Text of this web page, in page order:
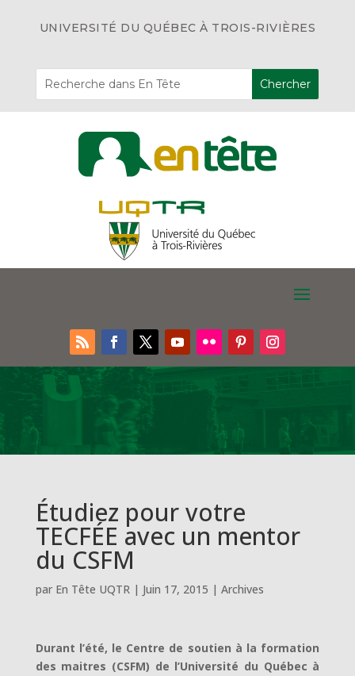
UNIVERSITÉ DU QUÉBEC À TROIS-RIVIÈRES
Étudiez pour votre
TECFÉE avec un mentor
du CSFM
par En Tête UQTR| Juin 17, 2015 | Archives
Durant l’été, le Centre de soutien à la formation
des maitres (CSFM) de l’Université du Québec à